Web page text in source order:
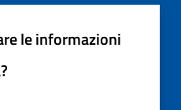
le informazioni